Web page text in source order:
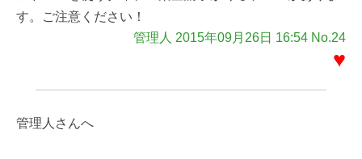
す。ご注意ください！
管理人 2015年09月26日 16:54 No.24
♥
管理人さんへ